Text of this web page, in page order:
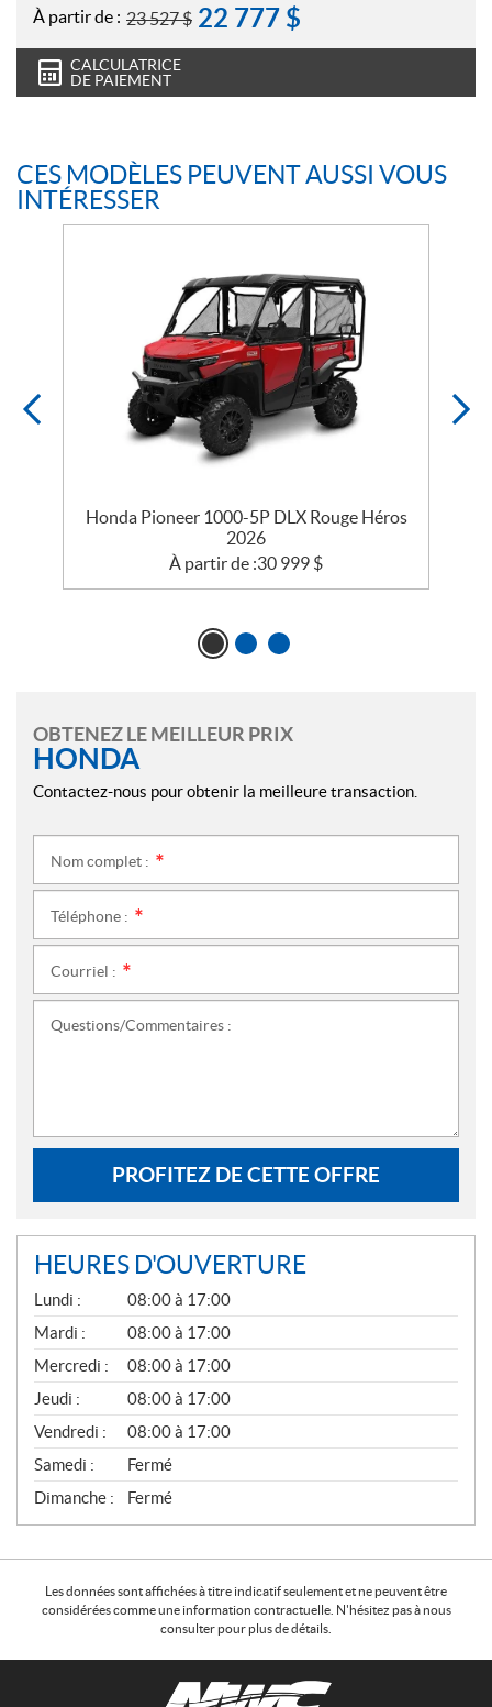
À partir de : 23 527$ 22 777 $
CALCULATRICE
DE PAIEMENT
CES MODÈLES PEUVENT AUSSI VOUS
INTÉRESSER
Honda Pioneer 1000-5P DLX Rouge Héros
2026
À partir de :30 999 $
OBTENEZ LE MEILLEUR PRIX
HONDA
Contactez-nous pour obtenir la meilleure transaction.
Nom complet :
Téléphone :
Courriel :
Questions/Commentaires :
PROFITEZ DE CETTE OFFRE
HEURES D'OUVERTURE
G
É
N
É
R
A
L
Lundi :
08:00 à 17:00
Mardi :
08:00 à 17:00
Mercredi :
08:00 à 17:00
Jeudi :
08:00 à 17:00
Vendredi :
08:00 à 17:00
Samedi :
Fermé
Dimanche :
Fermé
Les données sont affichées à titre indicatif seulement et ne peuvent être
considérées comme une information contractuelle. N'hésitez pas à nous
consulter pour plus de détails.